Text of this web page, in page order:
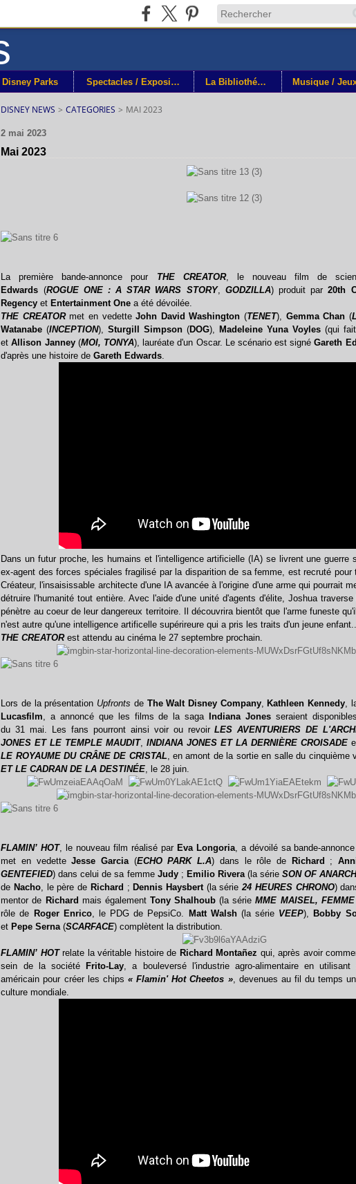
Disney Parks Spectacles / Expositions La Bibliothéque Musique /
DISNEY NEWS > CATEGORIES > MAI 2023
2 mai 2023
Mai 2023
La première bande-annonce pour THE CREATOR, le nouveau film de
Edwards (ROGUE ONE : A STAR WARS STORY, GODZILLA) produit par 20th
Regency et Entertainment One a été dévoilée.
THE CREATORmet en vedetteJohn David Washington (TENET), Gemma Chan (
Watanabe (INCEPTION),Sturgill Simpson (DOG), Madeleine Yuna Voyles (qui
etAllison Janney(MOI, TONYA), lauréate d'un Oscar. Le scénario est signéGareth
d'après une histoire de Gareth Edwards.
Dans un futur proche, les humains et l'intelligence artificielle (IA) se livrent une guerre
ex-agent des forces spéciales fragilisé par la disparition de sa femme, est recruté pour
Créateur, l'insaisissable architecte d'une IA avancée à l'origine d'une arme qui pourrait
détruire l'humanité tout entière. Avec l'aide d'une unité d'agents d'élite, Joshua
pénètre au coeur de leur dangereux territoire. Il découvrira bientôt que l'arme funeste
n'est autre qu'une intelligence artificelle supérireure qui a pris les traits d'un jeune
THE CREATORest attendu au cinéma le 27 septembre prochain.
Lors de la présentation Upfronts de The Walt Disney Company, Kathleen Kennedy,
Lucasfilm, a annoncé que les films de la saga Indiana Jonesseraient
du 31 mai. Les fans pourront ainsi voir ou revoirLES AVENTURIERS DE
JONES ET LE TEMPLE MAUDIT,INDIANA JONES ET LA DERNIÈRE CROISADE
LE ROYAUME DU CRÂNE DE CRISTAL, en amont de la sortie en salle du cinquième
ET LE CADRAN DE LA DESTINÉE, le 28 juin.
FLAMIN’ HOT, le nouveau film réalisé par Eva Longoria, a dévoilé sa bande-
met en vedetteJesse Garcia(ECHO PARK L.A) dans le rôle de Richard ;
GENTEFIED) dans celui de sa femme Judy; Emilio Rivera(la série SON OF
de Nacho, le père de Richard ; Dennis Haysbert(la série24 HEURES CHRONO)
mentor de Richard mais également Tony Shalhoub (la sérieMME MAISEL,
rôle de Roger Enrico, le PDG de PepsiCo. Matt Walsh (la série VEEP), Bobby
et Pepe Serna(SCARFACE) complètent la distribution.
FLAMIN’ HOTrelate la véritable histoire de Richard Montañez qui, après avoir
sein de la société
Frito-Lay, a bouleversé l'industrie agro-alimentaire en utilisant
américain pour créer les chips« Flamin' Hot Cheetos », devenues au fil du temps
culture mondiale.